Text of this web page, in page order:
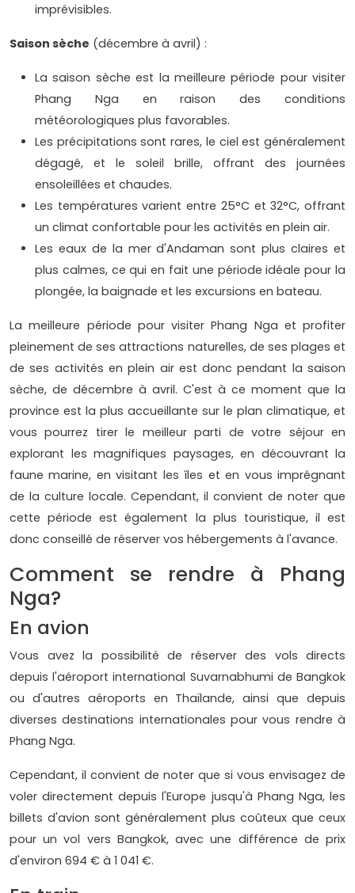
imprévisibles.
Saison sèche (décembre à avril) :
La saison sèche est la meilleure période pour visiter
Phang Nga en raison des conditions
météorologiques plus favorables.
Les précipitations sont rares, le ciel est généralement
dégagé, et le soleil brille, offrant des journées
ensoleillées et chaudes.
Les températures varient entre 25°C et 32°C, offrant
un climat confortable pour les activités en plein air.
Les eaux de la mer d'Andaman sont plus claires et
plus calmes, ce qui en fait une période idéale pour la
plongée, la baignade et les excursions en bateau.
La meilleure période pour visiter Phang Nga et profiter
pleinement de ses attractions naturelles, de ses plages et
de ses activités en plein air est donc pendant la saison
sèche, de décembre à avril. C'est à ce moment que la
province est la plus accueillante sur le plan climatique, et
vous pourrez tirer le meilleur parti de votre séjour en
explorant les magnifiques paysages, en découvrant la
faune marine, en visitant les îles et en vous imprégnant
de la culture locale. Cependant, il convient de noter que
cette période est également la plus touristique, il est
donc conseillé de réserver vos hébergements à l'avance.
Comment se rendre à Phang
Nga?
En avion
Vous avez la possibilité de réserver des vols directs
depuis l'aéroport international Suvarnabhumi de Bangkok
ou d'autres aéroports en Thaïlande, ainsi que depuis
diverses destinations internationales pour vous rendre à
Phang Nga.
Cependant, il convient de noter que si vous envisagez de
voler directement depuis l'Europe jusqu'à Phang Nga, les
billets d'avion sont généralement plus coûteux que ceux
pour un vol vers Bangkok, avec une différence de prix
d'environ 694 € à 1 041 €.